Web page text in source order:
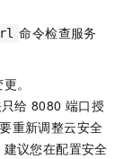
命令检查服务
。
给 8080 端口授
重新调整云安全
议您在配置安全